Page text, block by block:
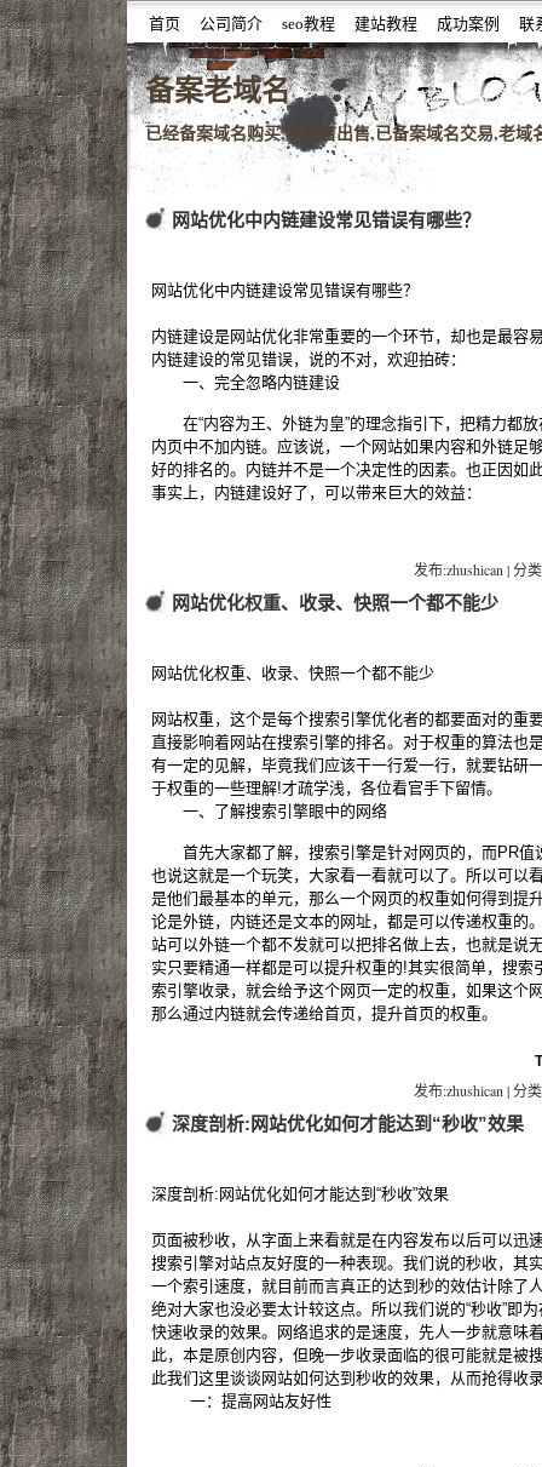
首页 公司简介 seo教程 建站教程 成功案例 联
噆噇已备案域名百度权重域名老域名购买,老域名交易,
备案老域名
已经备案域名购买,老域名出售,已备案域名交易,老
网站优化中内链建设常见错误有哪些？
网站优化中内链建设常见错误有哪些？
内链建设是网站优化非常重要的一个环节，却也是最容
内链建设的常见错误，说的不对，欢迎拍砖：
一、完全忽略内链建设
在“内容为王、外链为皇”的理念指引下，把精力都放
内页中不加内链。应该说，一个网站如果内容和外链足
好的排名的。内链并不是一个决定性的因素。也正因如
事实上，内链建设好了，可以带来巨大的效益：
发布:zhushican | 分
网站优化权重、收录、快照一个都不能少
网站优化权重、收录、快照一个都不能少
网站权重，这个是每个搜索引擎优化者的都要面对的重
直接影响着网站在搜索引擎的排名。对于权重的算法也
有一定的见解，毕竟我们应该干一行爱一行，就要钻研
于权重的一些理解!才疏学浅，各位看官手下留情。
一、了解搜索引擎眼中的网络
首先大家都了解，搜索引擎是针对网页的，而PR值
也说这就是一个玩笑，大家看一看就可以了。所以可以
是他们最基本的单元，那么一个网页的权重如何得到提
论是外链，内链还是文本的网址，都是可以传递权重的
站可以外链一个都不发就可以把排名做上去，也就是说
实只要精通一样都是可以提升权重的!其实很简单，搜索
索引擎收录，就会给予这个网页一定的权重，如果这个
那么通过内链就会传递给首页，提升首页的权重。
发布:zhushican | 分
深度剖析:网站优化如何才能达到“秒收”效果
深度剖析:网站优化如何才能达到“秒收”效果
页面被秒收，从字面上来看就是在内容发布以后可以迅
搜索引擎对站点友好度的一种表现。我们说的秒收，其
一个索引速度，就目前而言真正的达到秒的效估计除了
绝对大家也没必要太计较这点。所以我们说的“秒收”即
快速收录的效果。网络追求的是速度，先人一步就意味
此，本是原创内容，但晚一步收录面临的很可能就是被
此我们这里谈谈网站如何达到秒收的效果，从而抢得收
一：提高网站友好性